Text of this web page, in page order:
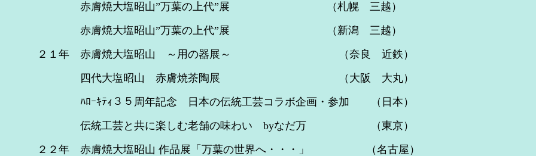
赤膚焼大塩昭山”万葉の上代”展 （札幌 三越）
赤膚焼大塩昭山”万葉の上代”展 （新潟 三越）
２１年 赤膚焼大塩昭山 ～用の器展～ （奈良 近鉄）
四代大塩昭山 赤膚焼茶陶展 （大阪 大丸）
ﾊﾛｰｷﾃｨ３５周年記念 日本の伝統工芸コラボ企画・参加 （日本）
伝統工芸と共に楽しむ老舗の味わい byなだ万 （東京）
２２年 赤膚焼大塩昭山 作品展「万葉の世界へ・・・」 （名古屋）